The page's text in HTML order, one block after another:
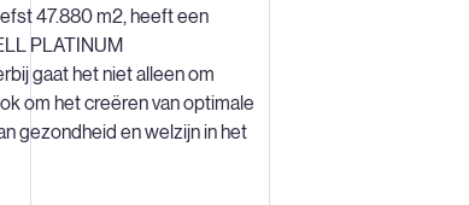
47.880 m2, heeft een
PLATINUM
gaat het niet alleen om
om het creëren van optimale
gezondheid en welzijn in het